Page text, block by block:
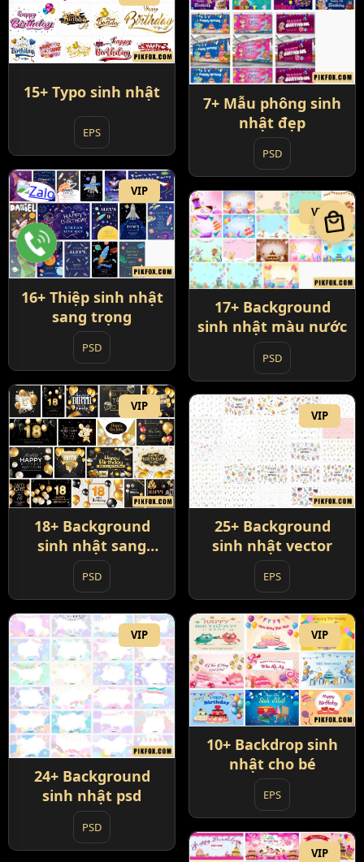
7+ Mẫu phông sinh
nhật đẹp
PSD
15+ Typo sinh nhật
EPS
VIP
16+ Thiệp sinh nhật
sang trọng
PSD
VIP
17+ Background
sinh nhật màu nước
PSD
VIP
18+ Background
sinh nhật sang
trọng
PSD
VIP
25+ Background
sinh nhật vector
EPS
VIP
24+ Background
sinh nhật psd
PSD
VIP
10+ Backdrop sinh
nhật cho bé
EPS
VIP
local_mall